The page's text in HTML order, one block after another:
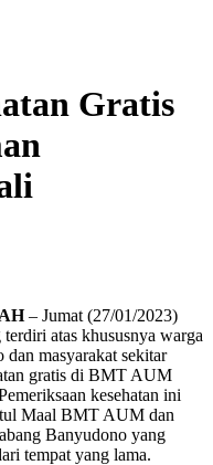
Gratis
– Jumat (27/01/2023)
atas khususnya warga
masyarakat sekitar
gratis di BMT AUM
kesehatan ini
Maal BMT AUM dan
Banyudono yang
tempat yang lama.